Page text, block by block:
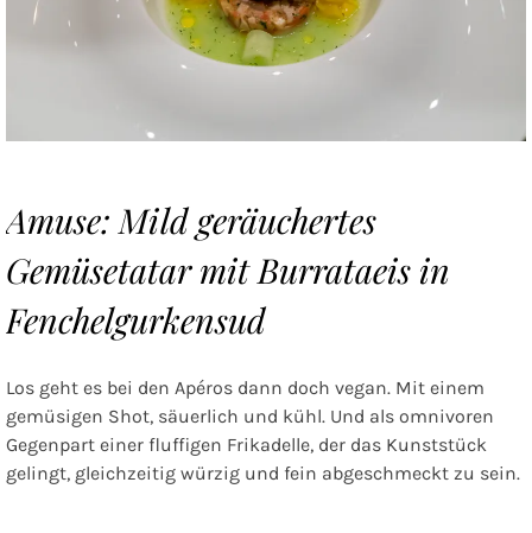
Amuse: Mild geräuchertes
Gemüsetatar mit Burrataeis in
Fenchelgurkensud
Los geht es bei den Apéros dann doch vegan. Mit einem
gemüsigen Shot, säuerlich und kühl. Und als omnivoren
Gegenpart einer fluffigen Frikadelle, der das Kunststück
gelingt, gleichzeitig würzig und fein abgeschmeckt zu sein.